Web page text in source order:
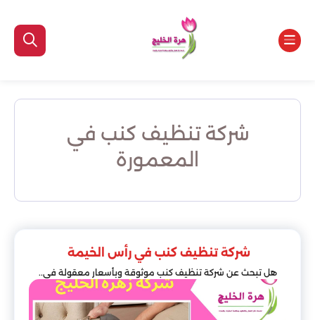
شركة تنظيف كنب في
المعمورة
شركة تنظيف كنب في رأس الخيمة
هل تبحث عن شركة تنظيف كنب موثوقة وبأسعار معقولة في..